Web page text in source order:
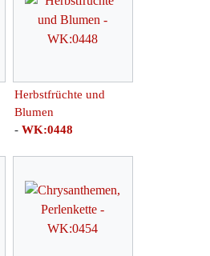
Herbstfrüchte und
Blumen
- WK:0448